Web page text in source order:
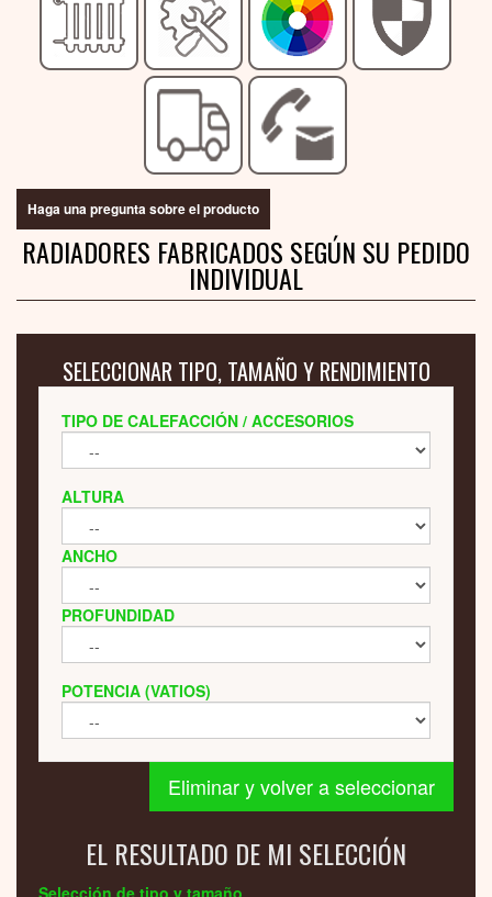
Haga una pregunta sobre el producto
RADIADORES FABRICADOS SEGÚN SU PEDIDO
INDIVIDUAL
SELECCIONAR TIPO, TAMAÑO Y RENDIMIENTO
TIPO DE CALEFACCIÓN / ACCESORIOS
ALTURA
ANCHO
PROFUNDIDAD
POTENCIA (VATIOS)
Eliminar y volver a seleccionar
EL RESULTADO DE MI SELECCIÓN
Selección de tipo y tamaño